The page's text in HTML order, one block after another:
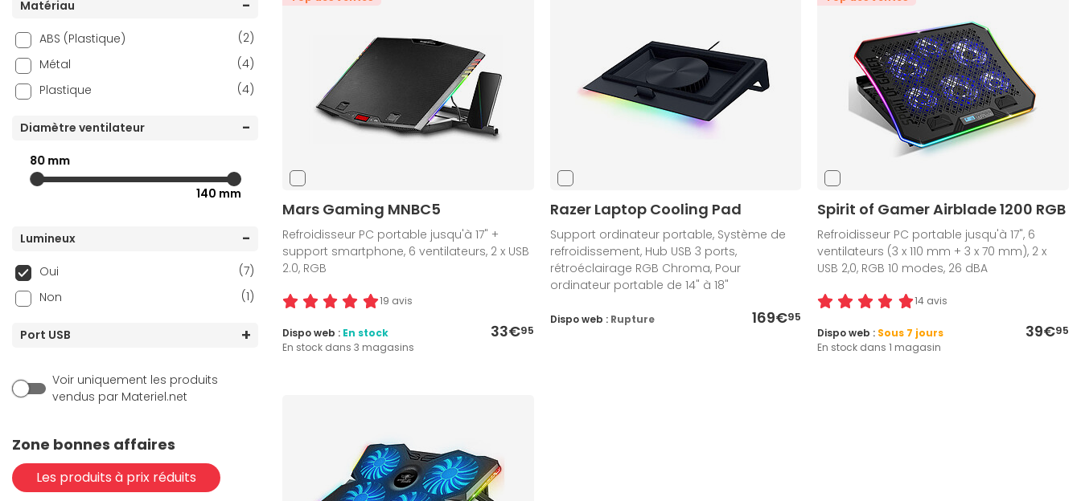
Matériau
ABS (Plastique)
(2)
Métal
(4)
Plastique
(4)
Diamètre ventilateur
80 mm
140 mm
Lumineux
Oui
(7)
Non
(1)
Port USB
Voir uniquement les produits
vendus par Materiel.net
Zone bonnes affaires
Les produits à prix réduits
Mars Gaming MNBC5
Refroidisseur PC portable jusqu'à 17" +
support smartphone, 6 ventilateurs, 2 x USB
2.0, RGB
19 avis
33€95
Dispo web : En stock
En stock dans 3 magasins
Razer Laptop Cooling Pad
Support ordinateur portable, Système de
refroidissement, Hub USB 3 ports,
rétroéclairage RGB Chroma, Pour
ordinateur portable de 14" à 18"
169€95
Dispo web : Rupture
Spirit of Gamer Airblade 1200 RGB
Refroidisseur PC portable jusqu'à 17", 6
ventilateurs (3 x 110 mm + 3 x 70 mm), 2 x
USB 2,0, RGB 10 modes, 26 dBA
14 avis
39€95
Dispo web : Sous 7 jours
En stock dans 1 magasin